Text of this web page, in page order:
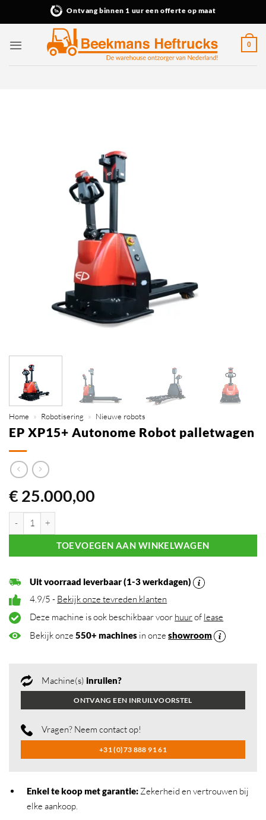
Ontvang binnen 1 uur een offerte op maat
0
Home » Robotisering » Nieuwe robots
EP XP15+ Autonome Robot palletwagen
€25.000,00
EP XP15+ Autonome Robot palletwagen aantal
TOEVOEGEN AAN WINKELWAGEN
Uit voorraad leverbaar (1-3 werkdagen)
4.9/5 - Bekijk onze tevreden klanten
Deze machine is ook beschikbaar voor huurof lease
Bekijk onze550+ machines in onzeshowroom
Machine(s) inruilen?
ONTVANG EEN INRUILVOORSTEL
Vragen? Neem contact op!
+31 (0)73 888 91 61
Enkel te koop met garantie:Zekerheid en vertrouwen bij
elke aankoop.